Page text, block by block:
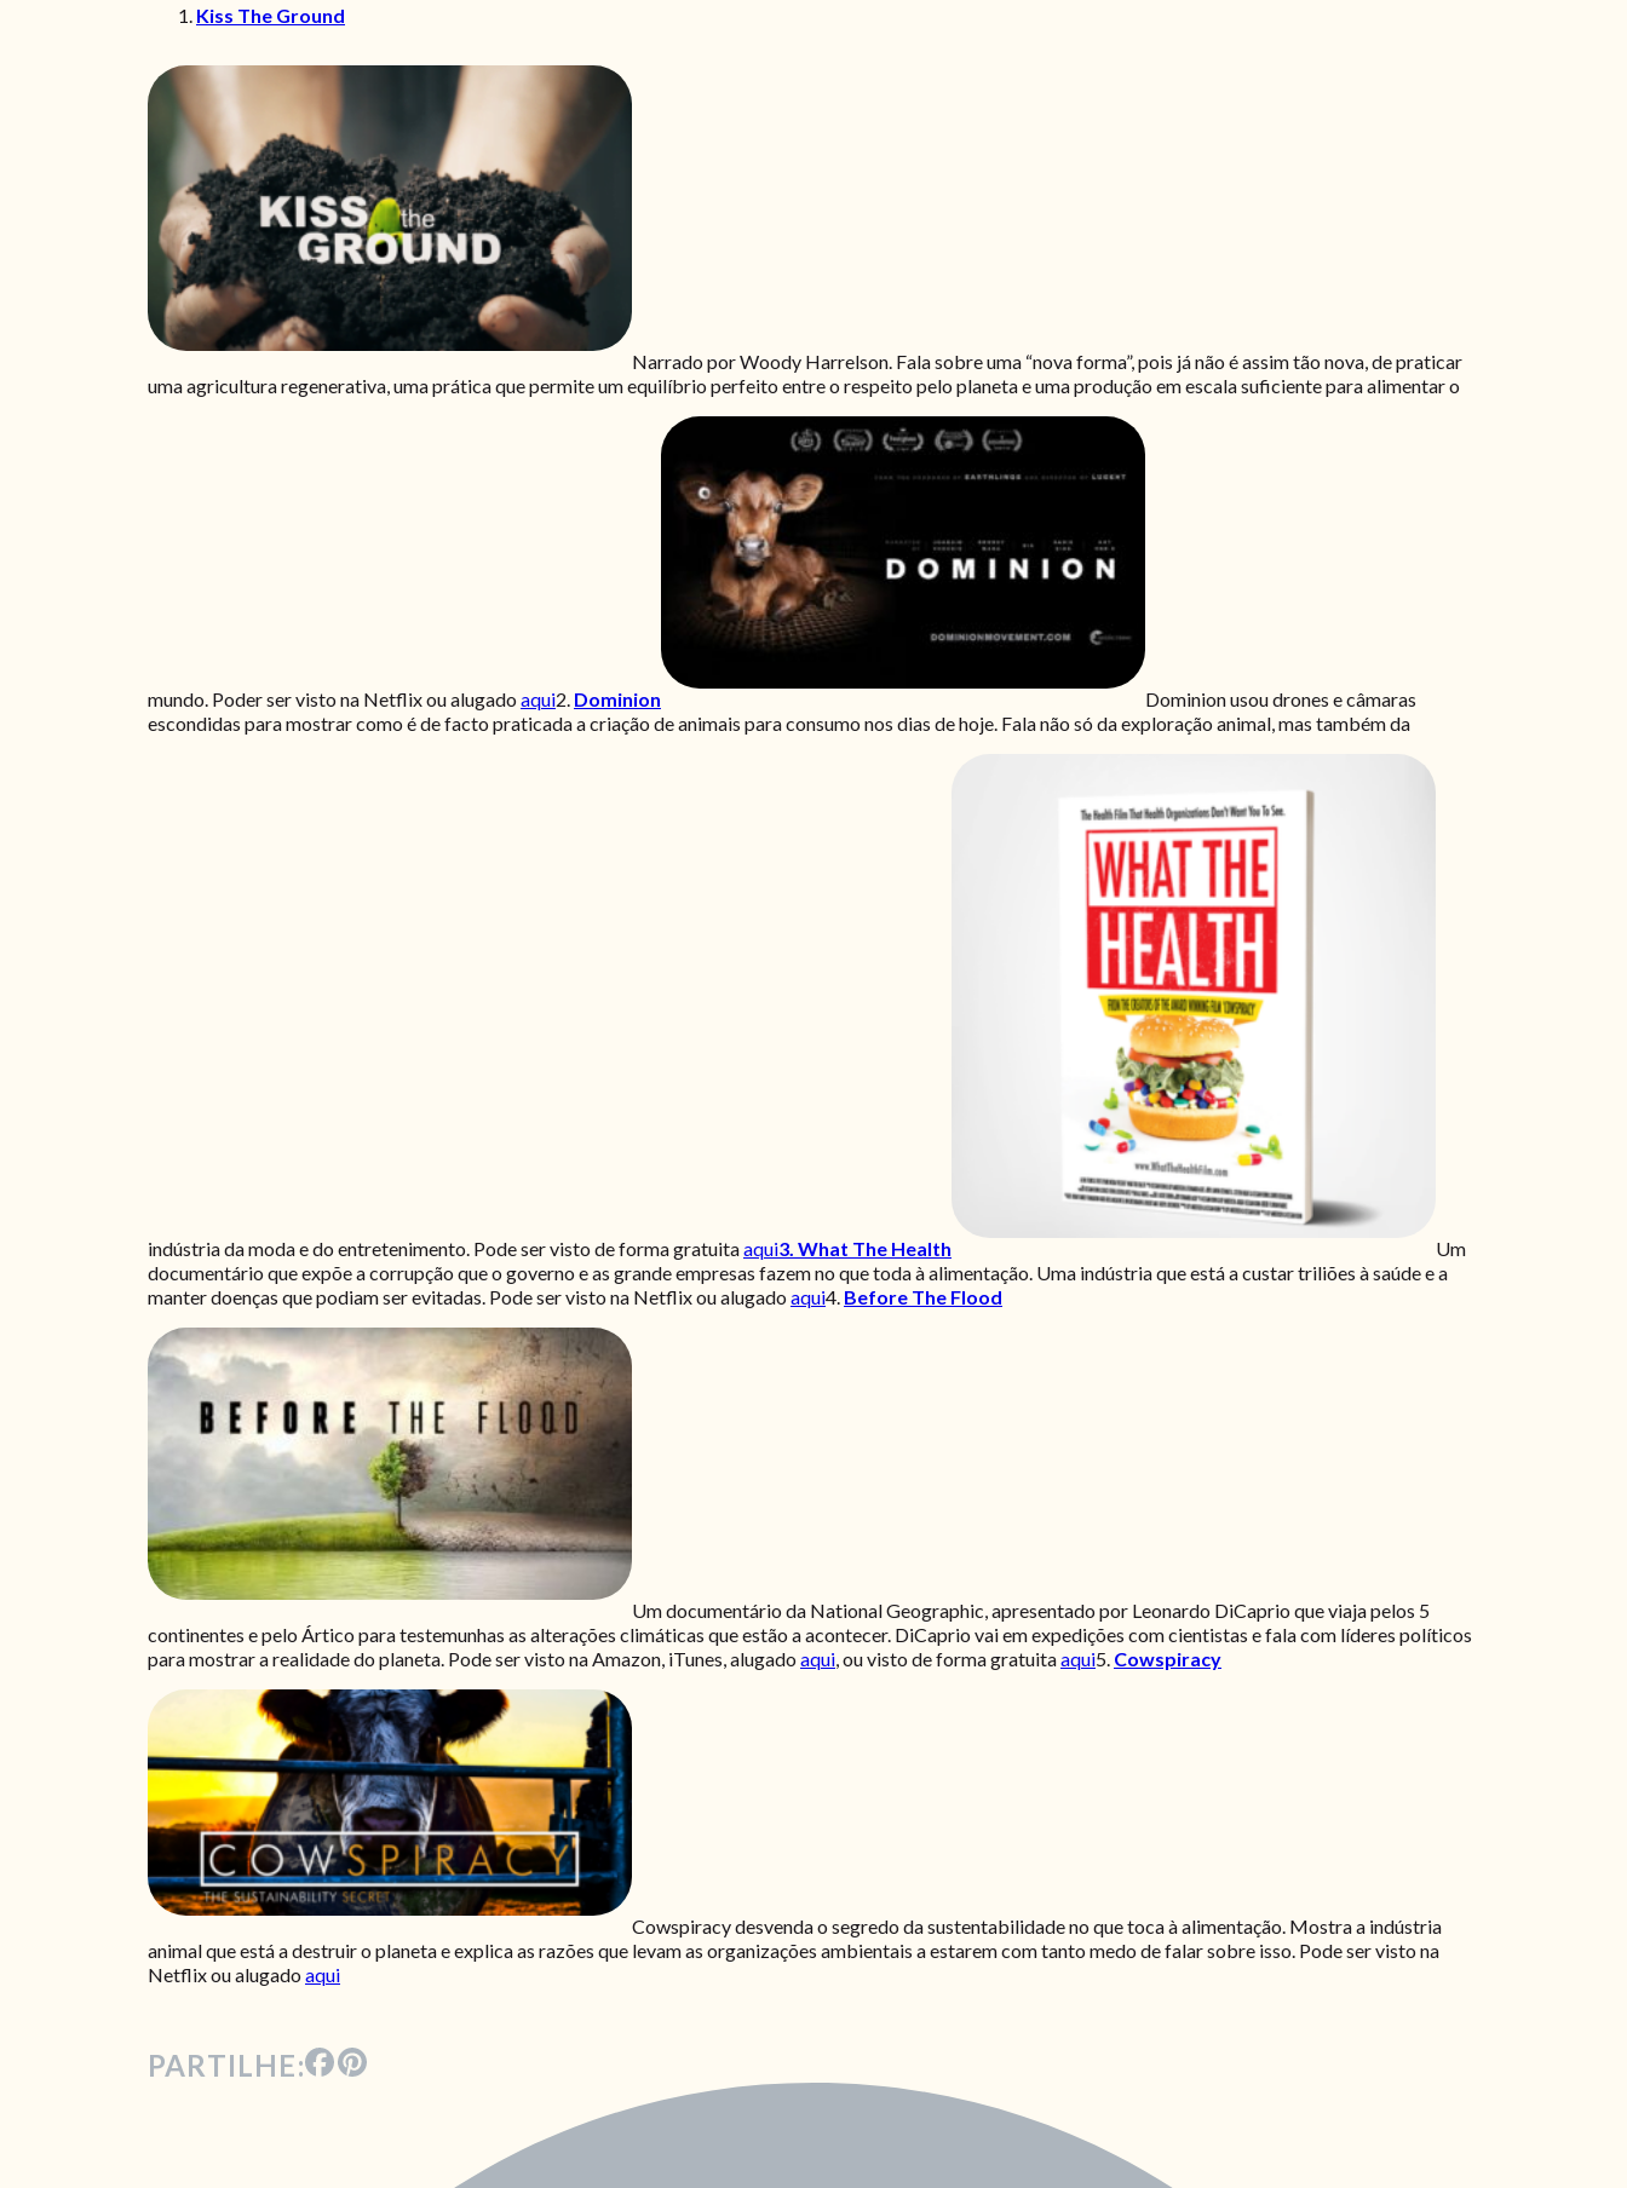
Kiss The Ground
Narrado por Woody Harrelson. Fala sobre uma “nova forma”, pois já não é assim tão nova, de praticar
uma agricultura regenerativa, uma prática que permite um equilíbrio perfeito entre o respeito pelo planeta e uma produção em escala suficiente para alimentar o
mundo. Poder ser visto na Netflix ou alugado aqui2. Dominion
Dominion usou drones e câmaras
escondidas para mostrar como é de facto praticada a criação de animais para consumo nos dias de hoje. Fala não só da exploração animal, mas também da
indústria da moda e do entretenimento. Pode ser visto de forma gratuitaaqui3. What The Health
Um
documentário que expõe a corrupção que o governo e as grande empresas fazem no que toda à alimentação. Uma indústria que está a custar triliões à saúde e a
manter doenças que podiam ser evitadas. Pode ser visto na Netflix ou alugado aqui4. Before The Flood
Um documentário da National Geographic, apresentado por Leonardo DiCaprio que viaja pelos 5
continentes e pelo Ártico para testemunhas as alterações climáticas que estão a acontecer. DiCaprio vai em expedições com cientistas e fala com líderes políticos
para mostrar a realidade do planeta. Pode ser visto na Amazon, iTunes, alugado aqui, ou visto de forma gratuitaaqui5. Cowspiracy
Cowspiracy desvenda o segredo da sustentabilidade no que toca à alimentação. Mostra a indústria
animal que está a destruir o planeta e explica as razões que levam as organizações ambientais a estarem com tanto medo de falar sobre isso. Pode ser visto na
Netflix ou alugado aqui
PARTILHE: